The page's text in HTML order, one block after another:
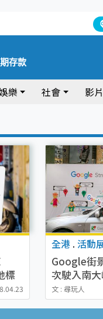
存款
樂 社會 影
標
全港 . 活動
Google街
次駛入南
文 : 尋玩人